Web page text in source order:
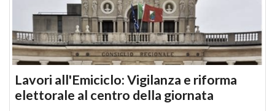
Lavori all'Emiciclo: Vigilanza e riforma
elettorale al centro della giornata